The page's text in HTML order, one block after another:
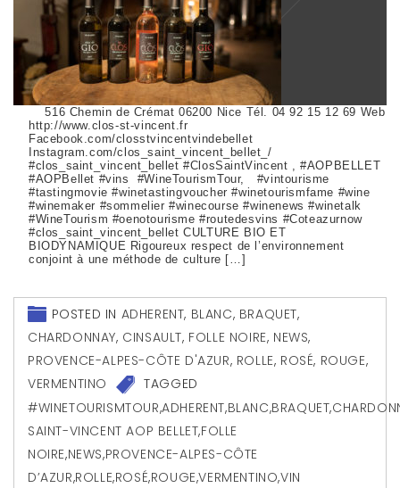
516 Chemin de Crémat 06200 Nice Tél. 04 92 15 12 69 Web
http://www.clos-st-vincent.fr
Facebook.com/closstvincentvindebellet
Instagram.com/clos_saint_vincent_bellet_/
#clos_saint_vincent_bellet #ClosSaintVincent , #AOPBELLET
#AOPBellet #vins #WineTourismTour, #vintourisme
#tastingmovie #winetastingvoucher #winetourismfame #wine
#winemaker #sommelier #winecourse #winenews #winetalk
#WineTourism #oenotourisme #routedesvins #Coteazurnow
#clos_saint_vincent_bellet CULTURE BIO ET
BIODYNAMIQUE Rigoureux respect de l’environnement
conjoint à une méthode de culture […]
POSTED IN ADHERENT, BLANC, BRAQUET,
CHARDONNAY, CINSAULT, FOLLE NOIRE, NEWS,
PROVENCE-ALPES-CÔTE D'AZUR, ROLLE, ROSÉ, ROUGE,
VERMENTINO
TAGGED
#WINETOURISMTOUR,ADHERENT,BLANC,BRAQUET,
SAINT-VINCENT AOP BELLET,FOLLE
NOIRE,NEWS,PROVENCE-ALPES-CÔTE
D’AZUR,ROLLE,ROSÉ,ROUGE,VERMENTINO,VIN